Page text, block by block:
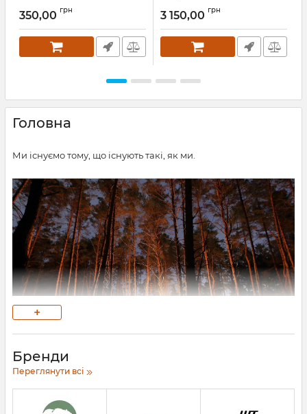
350,00 грн 3 150,00 грн
Головна
Ми існуємо тому, що існують такі, як ми.
Під час походів або вилазок (вихід на 2-3 дні) та в процесі
використання стандартного похідного спорядження, були
+
Бренди
Переглянути всі